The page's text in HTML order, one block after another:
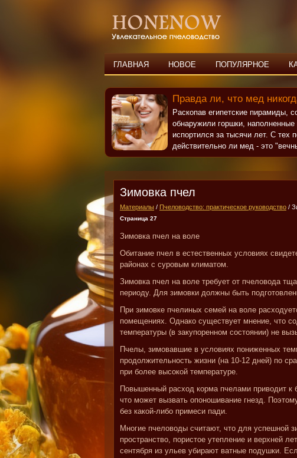
ГЛАВНАЯ НОВОЕ ПОПУЛЯРНОЕ
Правда ли, что мед
Раскопав египетские пирамиды,
обнаружили горшки,
испортился за тысячи лет. С тех
действительно ли мед - это
Зимовка пчел
Материалы / Пчеловодство: практическое руководство /
Страница 27
Зимовка пчел на воле
Обитание пчел в естественных условиях
районах с суровым климатом.
Зимовка пчел на воле требует от пчеловода
периоду. Для зимовки должны быть
При зимовке пчелиных семей на воле
помещениях. Однако существует мнение, что
температуры (в закупоренном состоянии) не
Пчелы, зимовавшие в условиях пониженных
продолжительность жизни (на 10-12 дней) по
при более высокой температуре.
Повышенный расход корма пчелами приводит
что может вызвать опоношивание гнезд.
без какой-либо примеси пади.
Многие пчеловоды считают, что для успешной
пространство, пористое утепление и верхней
сентября из ульев убирают ватные подушки.